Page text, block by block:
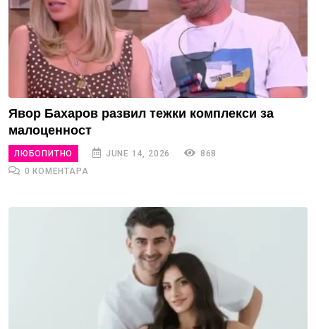
Явор Бахаров развил тежки комплекси за
малоценност
ЛЮБОПИТНО JUNE 14, 2026
868
0 КОМЕНТАРА